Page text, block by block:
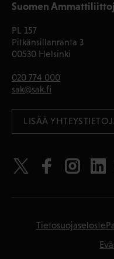
Suomen
PL 157
Pitkänsillanranta 3
00530 Helsinki
020 774 000
sak@sak.fi
LISÄÄ
Tietosuojaseloste